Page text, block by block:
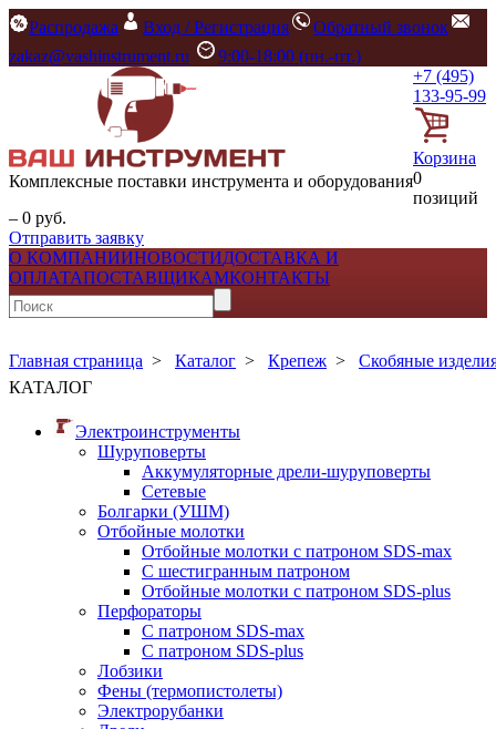
Распродажа Вход / Регистрация
Обратный звонок
zakaz@vashinstrument.ru
9:00-18:00 (пн.-пт.)
Комплексные поставки инструмента и оборудования
+7 (495)
133-95-99
Корзина
0
позиций
– 0 руб.
Отправить заявку
О КОМПАНИИНОВОСТИДОСТАВКА И
ОПЛАТАПОСТАВЩИКАМКОНТАКТЫ
Главная страница > Каталог > Крепеж > Скобяные
КАТАЛОГ
Электроинструменты
Шуруповерты
Аккумуляторные дрели-шуруповерты
Сетевые
Болгарки (УШМ)
Отбойные молотки
Отбойные молотки с патроном SDS-max
С шестигранным патроном
Отбойные молотки с патроном SDS-plus
Перфораторы
С патроном SDS-max
С патроном SDS-plus
Лобзики
Фены (термопистолеты)
Электрорубанки